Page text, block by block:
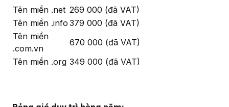
Tên miền .net 269 000 (đã VAT)
Tên miền .info 379 000 (đã VAT)
Tên miền
.com.vn
670 000 (đã VAT)
Tên miền .org 349 000 (đã VAT)